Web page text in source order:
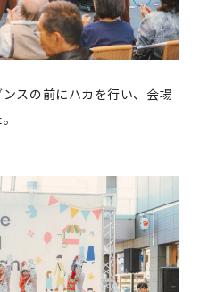
スの前にハカを行い、会場